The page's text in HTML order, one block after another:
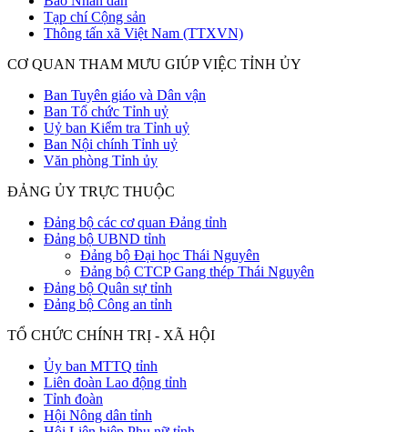
Tạp chí Cộng sản
Thông tấn xã Việt Nam (TTXVN)
CƠ QUAN THAM MƯU GIÚP VIỆC TỈNH ỦY
Ban Tuyên giáo và Dân vận
Ban Tổ chức Tỉnh uỷ
Uỷ ban Kiểm tra Tỉnh uỷ
Ban Nội chính Tỉnh uỷ
Văn phòng Tỉnh ủy
ĐẢNG ỦY TRỰC THUỘC
Đảng bộ các cơ quan Đảng tỉnh
Đảng bộ UBND tỉnh
Đảng bộ Đại học Thái Nguyên
Đảng bộ CTCP Gang thép Thái Nguyên
Đảng bộ Quân sự tỉnh
Đảng bộ Công an tỉnh
TỔ CHỨC CHÍNH TRỊ - XÃ HỘI
Ủy ban MTTQ tỉnh
Liên đoàn Lao động tỉnh
Tỉnh đoàn
Hội Nông dân tỉnh